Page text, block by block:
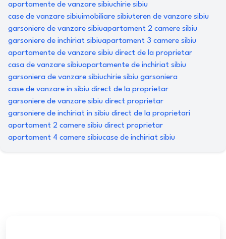
apartamente de vanzare sibiuchirie sibiu
case de vanzare sibiuimobiliare sibiuteren de vanzare sibiu
garsoniere de vanzare sibiuapartament 2 camere sibiu
garsoniere de inchiriat sibiuapartament 3 camere sibiu
apartamente de vanzare sibiu direct de la proprietar
casa de vanzare sibiuapartamente de inchiriat sibiu
garsoniera de vanzare sibiuchirie sibiu garsoniera
case de vanzare in sibiu direct de la proprietar
garsoniere de vanzare sibiu direct proprietar
garsoniere de inchiriat in sibiu direct de la proprietari
apartament 2 camere sibiu direct proprietar
apartament 4 camere sibiucase de inchiriat sibiu